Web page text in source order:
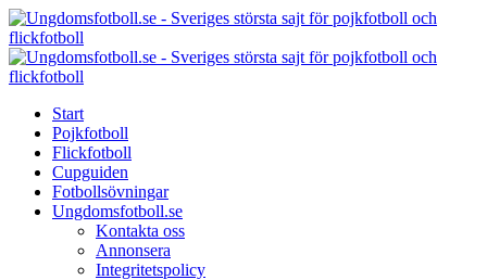
Menu
Search
Menu
Start
Pojkfotboll
Flickfotboll
Cupguiden
Fotbollsövningar
Ungdomsfotboll.se
Kontakta oss
Annonsera
Integritetspolicy